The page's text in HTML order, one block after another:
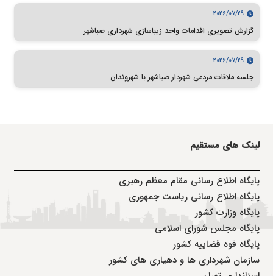
2026/07/29
گزارش تصویری اقدامات واحد زیباسازی شهرداری صباشهر
2026/07/29
جلسه ملاقات مردمی شهردار صباشهر با شهروندان
لینک های مستقیم
پایگاه اطلاع رسانی مقام معظم رهبری
پایگاه اطلاع رسانی ریاست جمهوری
پایگاه وزارت کشور
پایگاه مجلس شورای اسلامی
پایگاه قوه قضاییه کشور
سازمان شهرداری ها و دهیاری های کشور